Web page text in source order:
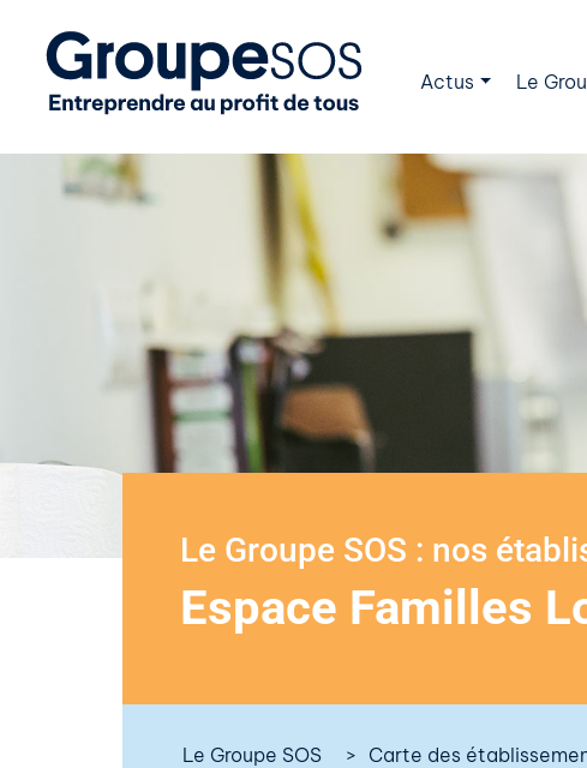
Actus
Le
Le Groupe SOS : nos
Espace Familles
Le Groupe SOS Carte des